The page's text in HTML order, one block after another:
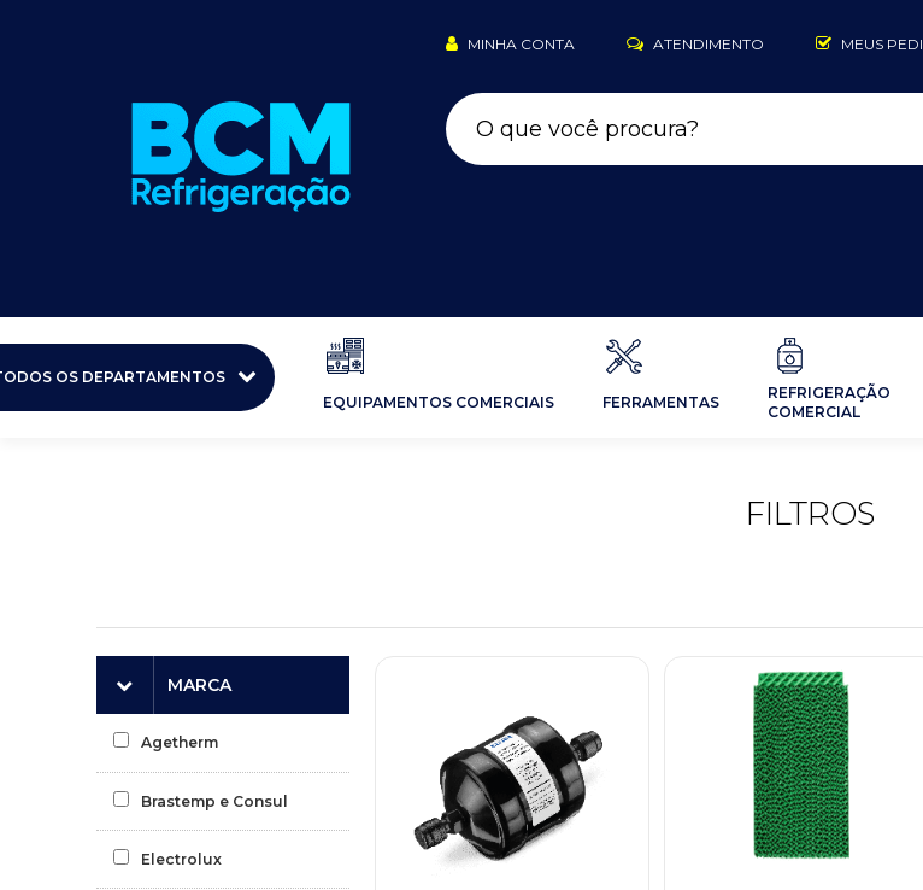
MINHA CONTA ATENDIMENTO MEUS
OS DEPARTAMENTOS
EQUIPAMENTOS COMERCIAIS
FERRAMENTAS
REFRIGERAÇÃO
COMERCIAL
FILTROS
MARCA
Agetherm
Brastemp e Consul
Electrolux